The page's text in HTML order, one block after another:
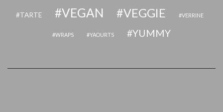
TARTE VEGAN VEGGIE VERRINE
WRAPS YAOURTS YUMMY